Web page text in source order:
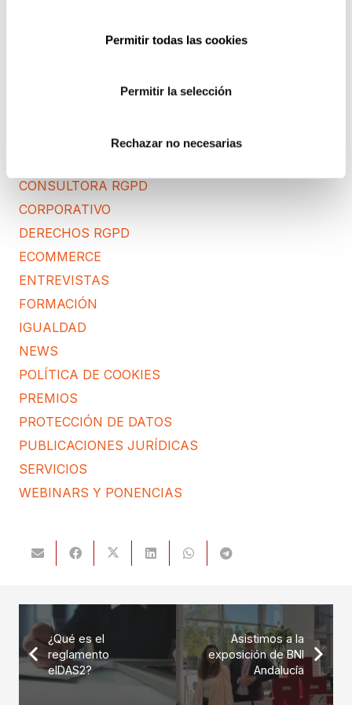
Permitir todas las cookies
Permitir la selección
Rechazar no necesarias
ACUERDOS Y COLABORACIONES
CIBERSEGURIDAD
CONSULTORA RGPD
CORPORATIVO
DERECHOS RGPD
ECOMMERCE
ENTREVISTAS
FORMACIÓN
IGUALDAD
NEWS
POLÍTICA DE COOKIES
PREMIOS
PROTECCIÓN DE DATOS
PUBLICACIONES JURÍDICAS
SERVICIOS
WEBINARS Y PONENCIAS
¿Qué es el
reglamento
eIDAS2?
Asistimos a la
exposición de BNI
Andalucía